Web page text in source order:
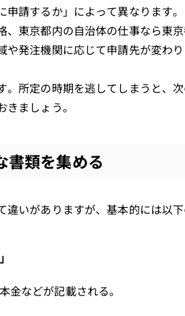
請するか」によって異なります。
、東京都内の自治体の仕事なら東
発注機関に応じて申請先が変わり
。所定の時期を逃してしまうと、
ましょう。
書類を集める
いがありますが、基本的には以下
金などが記載される。